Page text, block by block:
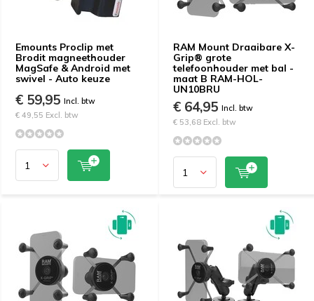
Emounts Proclip met
Brodit magneethouder
MagSafe & Android met
swivel - Auto keuze
€ 59,95 Incl. btw
€ 49,55 Excl. btw
RAM Mount Draaibare X-
Grip® grote
telefoonhouder met bal -
maat B RAM-HOL-
UN10BRU
€ 64,95 Incl. btw
€ 53,68 Excl. btw